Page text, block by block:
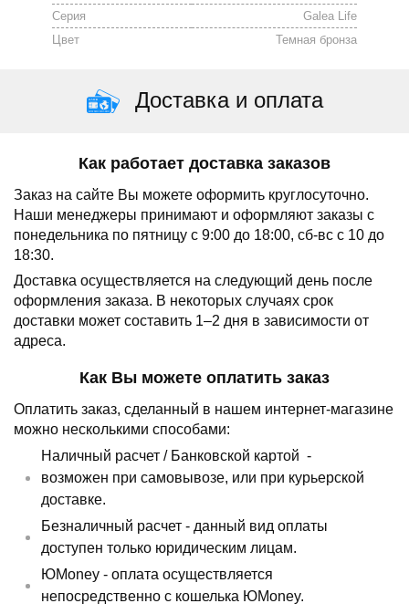
Серия
Galea Life
Цвет
Темная бронза
Доставка и оплата
Как работает доставка заказов
Заказ на сайте Вы можете оформить круглосуточно.
Наши менеджеры принимают и оформляют заказы с
понедельника по пятницу с 9:00 до 18:00, сб-вс с 10 до
18:30.
Доставка осуществляется на следующий день после
оформления заказа. В некоторых случаях срок
доставки может составить 1–2 дня в зависимости от
адреса.
Как Вы можете оплатить заказ
Оплатить заказ, сделанный в нашем интернет-магазине
можно несколькими способами:
Наличный расчет / Банковской картой -
возможен при самовывозе, или при курьерской
доставке.
Безналичный расчет - данный вид оплаты
доступен только юридическим лицам.
ЮMoney - оплата осуществляется
непосредственно с кошелька ЮMoney.